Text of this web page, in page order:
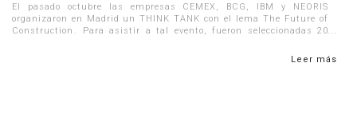
El pasado octubre las empresas CEMEX, BCG, IBM y NEORIS
organizaron en Madrid un THINK TANK con el lema The Future of
Construction. Para asistir a tal evento, fueron seleccionadas 20
Leer más